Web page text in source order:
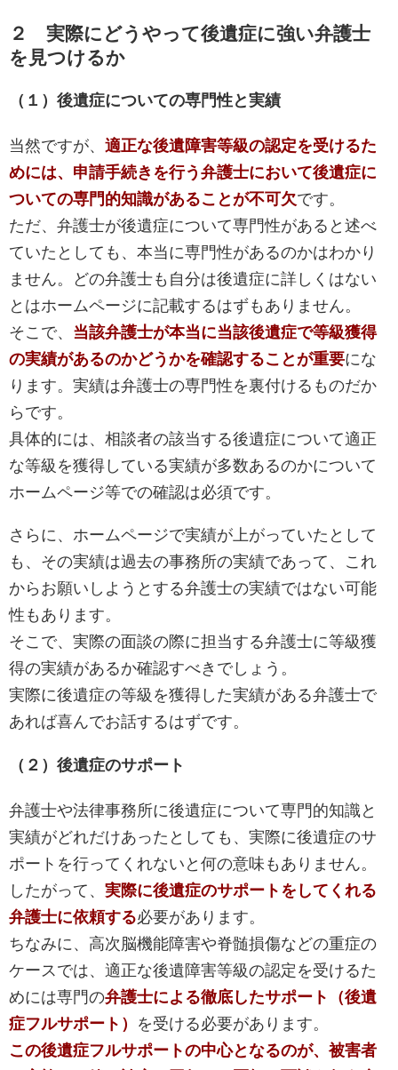
２ 実際にどうやって後遺症に強い弁護士
を見つけるか
（１）後遺症についての専門性と実績
当然ですが、 適正な後遺障害等級の認定を受けるた
めには、申請手続きを行う弁護士において後遺症に
ついての専門的知識があることが不可欠です。
ただ、弁護士が後遺症について専門性があると述べ
ていたとしても、本当に専門性があるのかはわかり
ません。どの弁護士も自分は後遺症に詳しくはない
とはホームページに記載するはずもありません。
そこで、 当該弁護士が本当に当該後遺症で等級獲得
の実績があるのかどうかを確認することが重要にな
ります。実績は弁護士の専門性を裏付けるものだか
らです。
具体的には、相談者の該当する後遺症について適正
な等級を獲得している実績が多数あるのかについて
ホームページ等での確認は必須です。
さらに、ホームページで実績が上がっていたとして
も、その実績は過去の事務所の実績であって、これ
からお願いしようとする弁護士の実績ではない可能
性もあります。
そこで、実際の面談の際に担当する弁護士に等級獲
得の実績があるか確認すべきでしょう。
実際に後遺症の等級を獲得した実績がある弁護士で
あれば喜んでお話するはずです。
（２）後遺症のサポート
弁護士や法律事務所に後遺症について専門的知識と
実績がどれだけあったとしても、実際に後遺症のサ
ポートを行ってくれないと何の意味もありません。
したがって、 実際に後遺症のサポートをしてくれる
弁護士に依頼する必要があります。
ちなみに、高次脳機能障害や脊髄損傷などの重症の
ケースでは、適正な後遺障害等級の認定を受けるた
めには専門の弁護士による徹底したサポート（後遺
症フルサポート） を受ける必要があります。
この後遺症フルサポートの中心となるのが、被害者